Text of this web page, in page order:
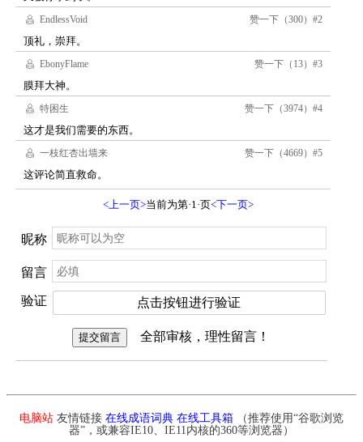
电脑站 友情链接 在线成语词典 在线工具箱 （推荐使用“谷歌浏览
器”，或兼容IE10、IE11内核的360等浏览器）